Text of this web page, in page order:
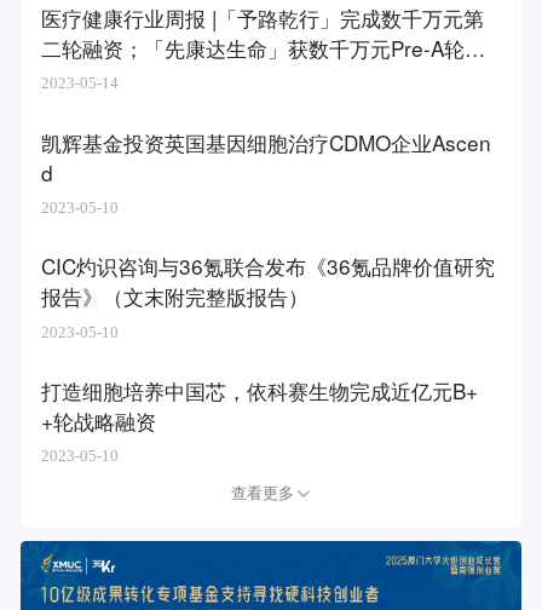
医疗健康行业周报 |「予路乾行」完成数千万元第
二轮融资；「先康达生命」获数千万元Pre-A轮融
资
2023-05-14
凯辉基金投资英国基因细胞治疗CDMO企业Ascen
d
2023-05-10
CIC灼识咨询与36氪联合发布《36氪品牌价值研究
报告》（文末附完整版报告）
2023-05-10
打造细胞培养中国芯，依科赛生物完成近亿元B+
+轮战略融资
2023-05-10
查看更多